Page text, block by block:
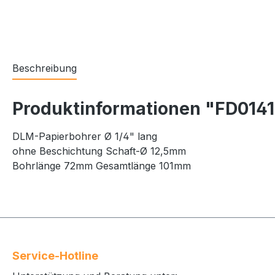
Beschreibung
Produktinformationen
DLM-Papierbohrer Ø 1/4" lang
ohne Beschichtung Schaft-Ø 12,5mm
Bohrlänge 72mm Gesamtlänge 101mm
Service-Hotline